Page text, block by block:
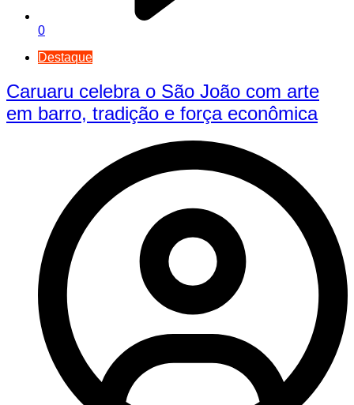
0
Destaque
Caruaru celebra o São João com arte
em barro, tradição e força econômica